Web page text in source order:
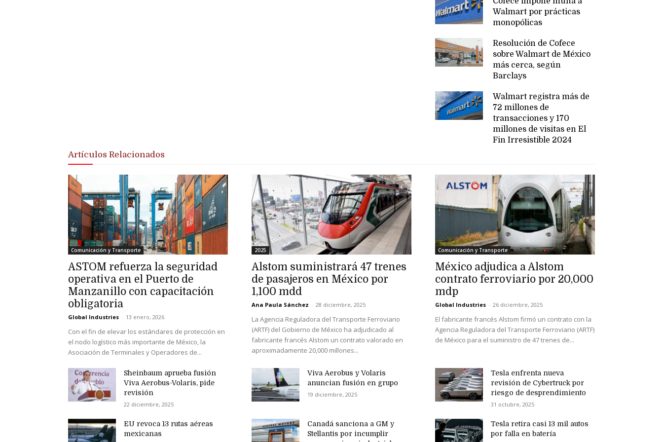
Walmart por prácticas
monopólicas
Resolución de Cofece
sobre Walmart de México
más cerca, según
Barclays
Walmart registra más de
72 millones de
transacciones y 170
millones de visitas en El
Fin Irresistible 2024
Artículos Relacionados
Comunicación y Transporte
ASTOM refuerza la seguridad
operativa en el Puerto de
Manzanillo con capacitación
obligatoria
Global Industries - 13 enero, 2026
Con el fin de elevar los estándares de protección en
el nodo logístico más importante de México, la
Asociación de Terminales y Operadores de...
2025
Alstom suministrará 47 trenes
de pasajeros en México por
1,100 mdd
Ana Paula Sánchez - 28 diciembre, 2025
La Agencia Reguladora del Transporte Ferroviario
(ARTF) del Gobierno de México ha adjudicado al
fabricante francés Alstom un contrato valorado en
aproximadamente 20,000 millones...
Comunicación y Transporte
México adjudica a Alstom
contrato ferroviario por 20,000
mdp
Global Industries - 26 diciembre, 2025
El fabricante francés Alstom firmó un contrato con la
Agencia Reguladora del Transporte Ferroviario (ARTF)
de México para el suministro de 47 trenes de...
Sheinbaum aprueba fusión
Viva Aerobus-Volaris, pide
revisión
22 diciembre, 2025
Viva Aerobus y Volaris
anuncian fusión en grupo
19 diciembre, 2025
Tesla enfrenta nueva
revisión de Cybertruck por
riesgo de desprendimiento
31 octubre, 2025
EU revoca 13 rutas aéreas
mexicanas
Canadá sanciona a GM y
Stellantis por incumplir
Tesla retira casi 13 mil autos
por falla en batería